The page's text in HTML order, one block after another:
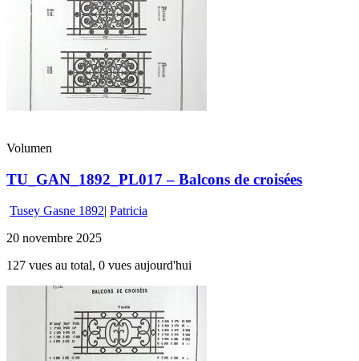
Volumen
TU_GAN_1892_PL017 – Balcons de croisées
Tusey Gasne 1892| Patricia
20 novembre 2025
127 vues au total, 0 vues aujourd'hui